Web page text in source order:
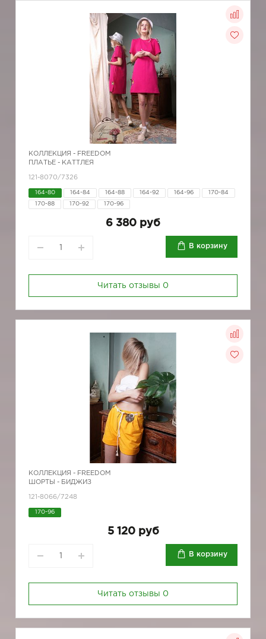
КОЛЛЕКЦИЯ - FREEDOM
ПЛАТЬЕ - КАТТЛЕЯ
121-8070/7326
164-80 164-84 164-88 164-92 164-96 170-84
170-88 170-92 170-96
6 380 руб
В корзину
Читать отзывы 0
КОЛЛЕКЦИЯ - FREEDOM
ШОРТЫ - БИДЖИЗ
121-8066/7248
170-96
5 120 руб
В корзину
Читать отзывы 0